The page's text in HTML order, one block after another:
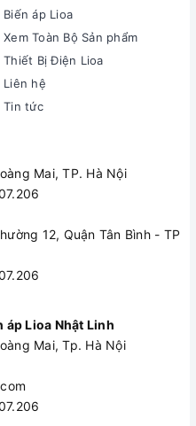
Biến áp Lioa
Xem Toàn Bộ Sản phẩm
Thiết Bị Điện Lioa
Liên hệ
Tin tức
Mai, TP. Hà Nội
12, Quận Tân Bình - TP
áp Lioa Nhật Linh
Mai, Tp. Hà Nội